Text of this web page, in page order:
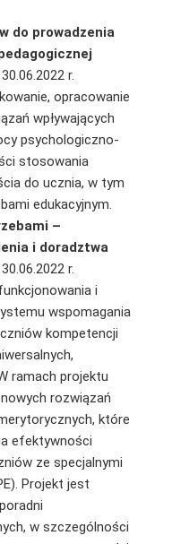
do prowadzenia
r.
opracowanie
wpływających
psychologiczno-
stosowania
do ucznia, w tym
edukacyjnym.
–
i doradztwa
r.
i
wspomagania
kompetencji
ramach projektu
rozwiązań
które
efektywności
ze specjalnymi
Projekt jest
w szczególności